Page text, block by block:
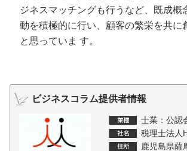
ジネスマッチングも行うなど、既成概
動を積極的に行い、顧客の繁栄を共に
と思っていま す。
ビジネスコラム提供者情報
士業：公認
税理士法人
鹿児島県薩